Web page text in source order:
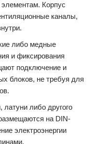
Корпус
каналы,
либо медные
и фиксирования
подключение и
блоков, не требуя для
либо другого
на DIN-
электроэнергии